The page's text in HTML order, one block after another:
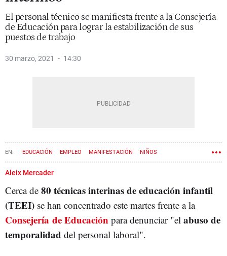
El personal técnico se manifiesta frente a la Consejería
de Educación para lograr la estabilización de sus
puestos de trabajo
30 marzo, 2021 14:30
EDUCACIÓN EMPLEO MANIFESTACIÓN NIÑOS
CONSEJERÍA DE ENSEÑANZA
Aleix Mercader
Cerca de 80 técnicas interinasdeeducacióninfantil
(TEEI) se han concentrado este martes frente a la
Consejería de Educación para denunciar "el abuso de
temporalidad del personal laboral".